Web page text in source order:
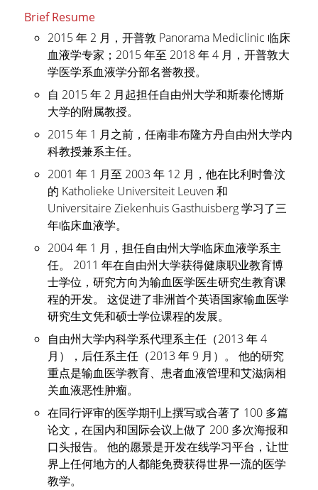
Brief Resume
2015 年 2 月，开普敦 Panorama Mediclinic 临床
血液学专家；2015 年至 2018 年 4 月，开普敦大
学医学系血液学分部名誉教授。
自 2015 年 2 月起担任自由州大学和斯泰伦博斯
大学的附属教授。
2015 年 1 月之前，任南非布隆方丹自由州大学内
科教授兼系主任。
2001 年 1 月至 2003 年 12 月，他在比利时鲁汶
的 Katholieke Universiteit Leuven 和
Universitaire Ziekenhuis Gasthuisberg 学习了三
年临床血液学。
2004 年 1 月，担任自由州大学临床血液学系主
任。 2011 年在自由州大学获得健康职业教育博
士学位，研究方向为输血医学医生研究生教育课
程的开发。 这促进了非洲首个英语国家输血医学
研究生文凭和硕士学位课程的发展。
自由州大学内科学系代理系主任（2013 年 4
月），后任系主任（2013 年 9 月）。 他的研究
重点是输血医学教育、患者血液管理和艾滋病相
关血液恶性肿瘤。
在同行评审的医学期刊上撰写或合著了 100 多篇
论文，在国内和国际会议上做了 200 多次海报和
口头报告。 他的愿景是开发在线学习平台，让世
界上任何地方的人都能免费获得世界一流的医学
教学。